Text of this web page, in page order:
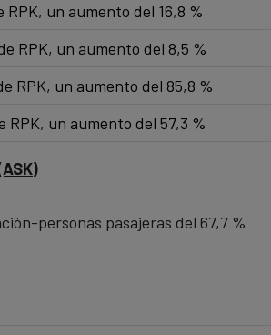
RPK, un aumento del 16,8 %
RPK, un aumento del 8,5 %
RPK, un aumento del 85,8 %
RPK, un aumento del 57,3 %
personas pasajeras del 67,7 %